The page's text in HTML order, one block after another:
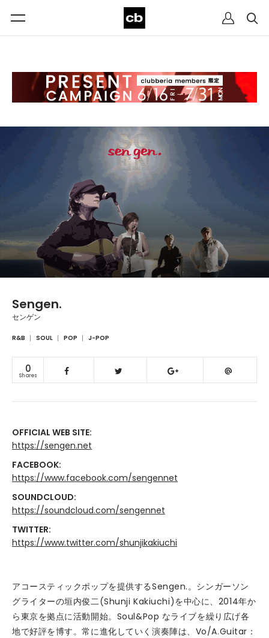
Sengen.
センゲン
R&B SOUL POP J-POP
0
Shares
OFFICIAL WEB SITE:
https://sengen.net
FACEBOOK:
https://www.facebook.com/sengennet
SOUNDCLOUD:
https://soundcloud.com/sengennet
TWITTER:
https://www.twitter.com/shunjikakiuchi
アコースティックポップを提供するSengen.。シンガーソン
グライターの垣内俊二(Shunji Kakiuchi)を中心に、2014年か
ら東京を拠点に活動開始。Soul&Pop なライブを繰り広げ各
地で好評を博す。常に進化していく演奏陣は、Vo/A.Guitar：